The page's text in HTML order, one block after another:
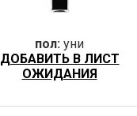
пол: уни
ДОБАВИТЬ В ЛИСТ
ОЖИДАНИЯ